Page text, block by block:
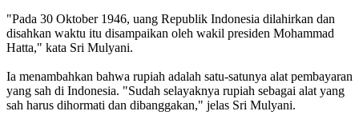
"Pada 30 Oktober 1946, uang Republik Indonesia dilahirkan dan
disahkan waktu itu disampaikan oleh wakil presiden Mohammad
Hatta," kata Sri Mulyani.
Ia menambahkan bahwa rupiah adalah satu-satunya alat pembayaran
yang sah di Indonesia. "Sudah selayaknya rupiah sebagai alat yang
sah harus dihormati dan dibanggakan," jelas Sri Mulyani.